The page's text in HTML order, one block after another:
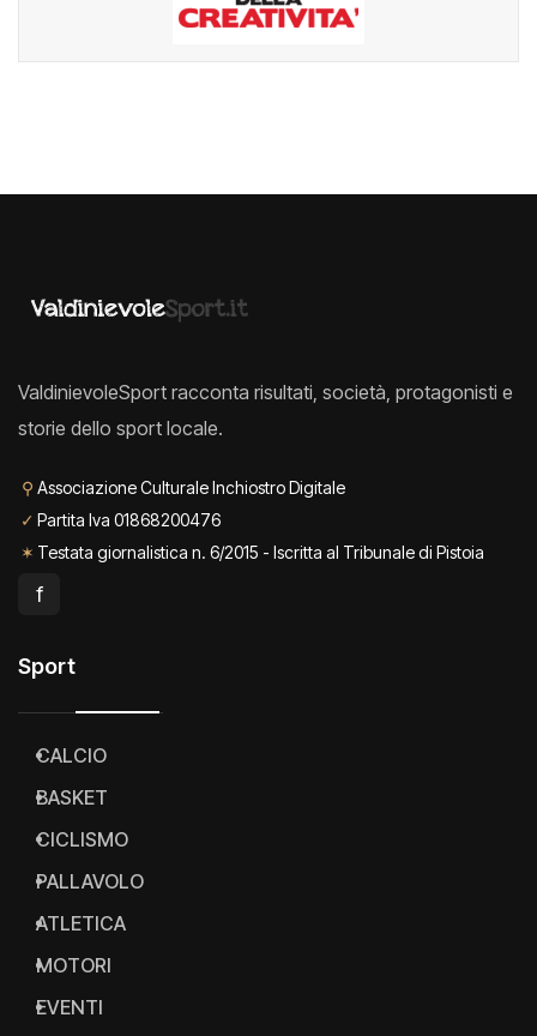
ValdinievoleSport racconta risultati, società, protagonisti e
storie dello sport locale.
⚲ Associazione Culturale Inchiostro Digitale
✓ Partita Iva 01868200476
✶ Testata giornalistica n. 6/2015 - Iscritta al Tribunale di Pistoia
f
Sport
CALCIO
BASKET
CICLISMO
PALLAVOLO
ATLETICA
MOTORI
EVENTI